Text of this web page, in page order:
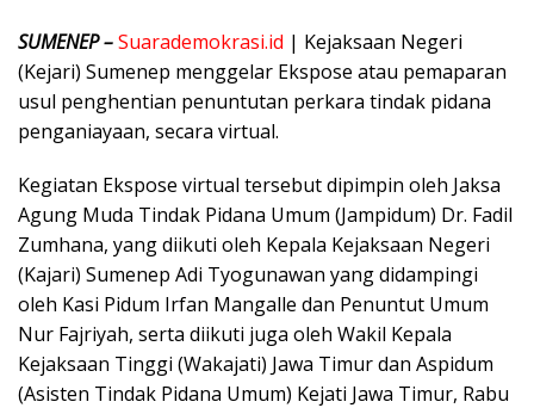
SUMENEP –Suarademokrasi.id | Kejaksaan Negeri
(Kejari) Sumenep menggelar Ekspose atau pemaparan
usul penghentian penuntutan perkara tindak pidana
penganiayaan, secara virtual.
Kegiatan Ekspose virtual tersebut dipimpin oleh Jaksa
Agung Muda Tindak Pidana Umum (Jampidum) Dr. Fadil
Zumhana, yang diikuti oleh Kepala Kejaksaan Negeri
(Kajari) Sumenep Adi Tyogunawan yang didampingi
oleh Kasi Pidum Irfan Mangalle dan Penuntut Umum
Nur Fajriyah, serta diikuti juga oleh Wakil Kepala
Kejaksaan Tinggi (Wakajati) Jawa Timur dan Aspidum
(Asisten Tindak Pidana Umum) Kejati Jawa Timur, Rabu